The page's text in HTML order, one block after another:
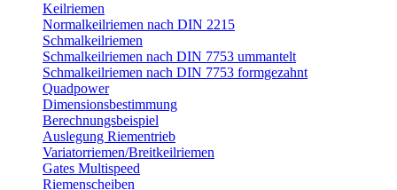
Keilriemen
Normalkeilriemen nach DIN 2215
Schmalkeilriemen
Schmalkeilriemen nach DIN 7753 ummantelt
Schmalkeilriemen nach DIN 7753 formgezahnt
Quadpower
Dimensionsbestimmung
Berechnungsbeispiel
Auslegung Riementrieb
Variatorriemen/Breitkeilriemen
Gates Multispeed
Riemenscheiben